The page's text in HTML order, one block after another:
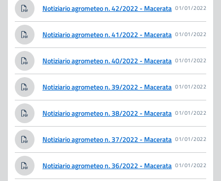
Notiziario agrometeo n. 42/2022 - Macerata 01/01/2022
Notiziario agrometeo n. 41/2022 - Macerata 01/01/2022
Notiziario agrometeo n. 40/2022 - Macerata 01/01/2022
Notiziario agrometeo n. 39/2022 - Macerata 01/01/2022
Notiziario agrometeo n. 38/2022 - Macerata 01/01/2022
Notiziario agrometeo n. 37/2022 - Macerata 01/01/2022
Notiziario agrometeo n. 36/2022 - Macerata 01/01/2022